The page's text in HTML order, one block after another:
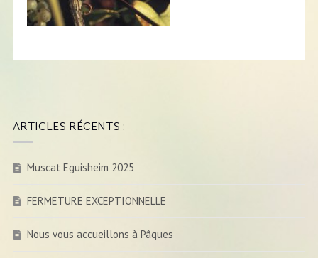
ARTICLES RÉCENTS :
Muscat Eguisheim 2025
FERMETURE EXCEPTIONNELLE
Nous vous accueillons à Pâques